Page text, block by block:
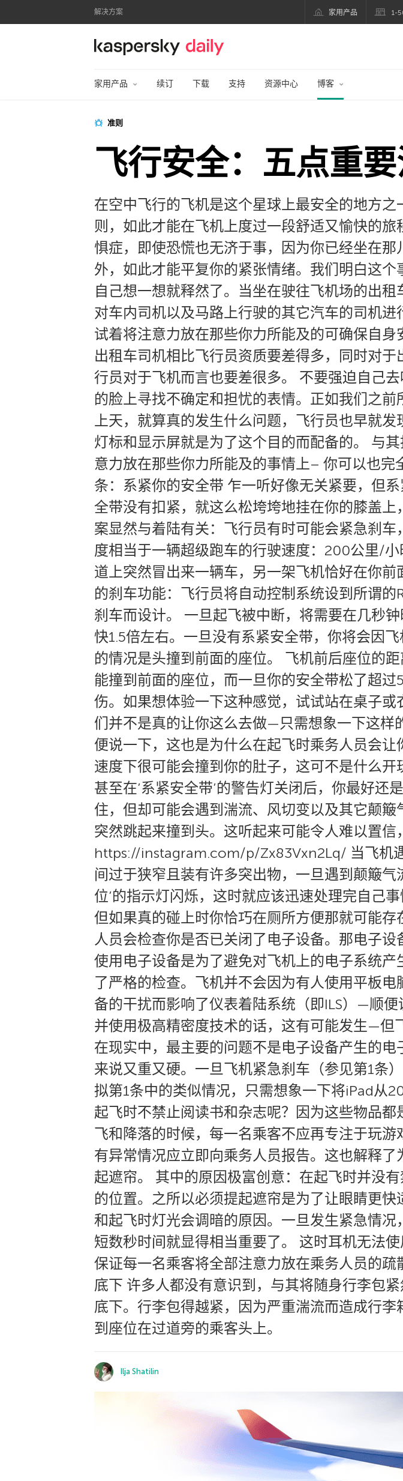
解决方案 家用产品 1-
卡巴斯基官方博客
家用产品 续订 下载 支持 资源中心 博客
准则
飞行安全：五点重
在空中飞行的飞机是这个星球上最安全的地方
则，如此才能在飞机上度过一段舒适又愉快的
惧症，即使恐慌也无济于事，因为你已经坐在
外，如此才能平复你的紧张情绪。我们明白这
自己想一想就释然了。当坐在驶往飞机场的出
对车内司机以及马路上行驶的其它汽车的司机
试着将注意力放在那些你力所能及的可确保自
出租车司机相比飞行员资质要差得多，同时对
行员对于飞机而言也要差很多。 不要强迫自己
的脸上寻找不确定和担忧的表情。正如我们之
上天，就算真的发生什么问题，飞行员也早就
灯标和显示屏就是为了这个目的而配备的。 与
意力放在那些你力所能及的事情上– 你可以也
条：系紧你的安全带 乍一听好像无关紧要，但
全带没有扣紧，就这么松垮垮地挂在你的膝盖
案显然与着陆有关：飞行员有时可能会紧急刹
度相当于一辆超级跑车的行驶速度：200公里/
道上突然冒出来一辆车，另一架飞机恰好在你
的刹车功能：飞行员将自动控制系统设到所谓
刹车而设计。 一旦起飞被中断，将需要在几秒
快1.5倍左右。一旦没有系紧安全带，你将会因
的情况是头撞到前面的座位。 飞机前后座位的
能撞到前面的座位，而一旦你的安全带松了超
伤。如果想体验一下这种感觉，试试站在桌子
们并不是真的让你这么去做—只需想象一下这样
便说一下，这也是为什么在起飞时乘务人员会
速度下很可能会撞到你的肚子，这可不是什么
甚至在’系紧安全带’的警告灯关闭后，你最好
住，但却可能会遇到湍流、风切变以及其它颠
突然跳起来撞到头。这听起来可能令人难以置信
https://instagram.com/p/Zx83Vxn2Lq/ 当飞机
间过于狭窄且装有许多突出物，一旦遇到颠簸
位’的指示灯闪烁，这时就应该迅速处理完自己
但如果真的碰上时你恰巧在厕所方便那就可能
人员会检查你是否已关闭了电子设备。那电子
使用电子设备是为了避免对飞机上的电子系统
了严格的检查。飞机并不会因为有人使用平板
备的干扰而影响了仪表着陆系统（即ILS）—顺
并使用极高精密度技术的话，这有可能发生—但
在现实中，最主要的问题不是电子设备产生的
来说又重又硬。一旦飞机紧急刹车（参见第1条
拟第1条中的类似情况，只需想象一下将iPad从
起飞时不禁止阅读书和杂志呢？因为这些物品
飞和降落的时候，每一名乘客不应再专注于玩
有异常情况应立即向乘务人员报告。这也解释
起遮帘。 其中的原因极富创意：在起飞时并没
的位置。之所以必须提起遮帘是为了让眼睛更
和起飞时灯光会调暗的原因。一旦发生紧急情
短数秒时间就显得相当重要了。 这时耳机无法
保证每一名乘客将全部注意力放在乘务人员的
底下 许多人都没有意识到，与其将随身行李包
底下。行李包得越紧，因为严重湍流而造成行
到座位在过道旁的乘客头上。
Ilja Shatilin